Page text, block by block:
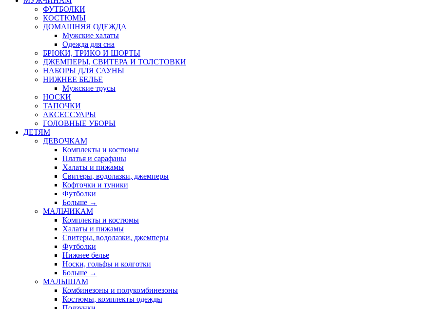
ФУТБОЛКИ
КОСТЮМЫ
ДОМАШНЯЯ ОДЕЖДА
Мужские халаты
Одежда для сна
БРЮКИ, ТРИКО И ШОРТЫ
ДЖЕМПЕРЫ, СВИТЕРА И ТОЛСТОВКИ
НАБОРЫ ДЛЯ САУНЫ
НИЖНЕЕ БЕЛЬЕ
Мужские трусы
НОСКИ
ТАПОЧКИ
АКСЕССУАРЫ
ГОЛОВНЫЕ УБОРЫ
ДЕТЯМ
ДЕВОЧКАМ
Комплекты и костюмы
Платья и сарафаны
Халаты и пижамы
Свитеры, водолазки, джемперы
Кофточки и туники
Футболки
Больше →
МАЛЬЧИКАМ
Комплекты и костюмы
Халаты и пижамы
Свитеры, водолазки, джемперы
Футболки
Нижнее белье
Носки, гольфы и колготки
Больше →
МАЛЫШАМ
Комбинезоны и полукомбинезоны
Костюмы, комплекты одежды